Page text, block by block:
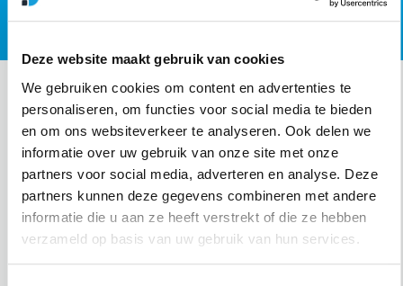
Deze website maakt gebruik van cookies
We gebruiken cookies om content en advertenties te
personaliseren, om functies voor social media te bieden
en om ons websiteverkeer te analyseren. Ook delen we
informatie over uw gebruik van onze site met onze
partners voor social media, adverteren en analyse. Deze
partners kunnen deze gegevens combineren met andere
informatie die u aan ze heeft verstrekt of die ze hebben
verzameld op basis van uw gebruik van hun services.
het verstandig om te upgraden.
Voordelen van een tijdige upgrade
Voor een soepele overgang naar de nieuwste Long
Term Support (LTS) versie van Umbraco is het slim om
op tijd te starten. Dan is er voldoende tijd voor een
grondige evaluatie, de ontwikkeling van op maat
gemaakte oplossingen en is er ruimte voor
uitgebreide testen. Dan weet je zeker dat
functionaliteit en een accurate beveiliging van de